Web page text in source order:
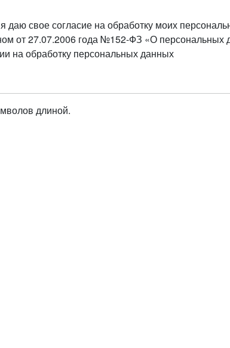
даю свое согласие на обработку моих
от 27.07.2006 года №152-ФЗ «О персональных
на обработку персональных данных
длиной.